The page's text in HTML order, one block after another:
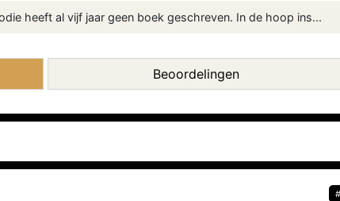
heeft al vijf jaar geen boek geschreven. In de hoop ins...
Beoordelingen